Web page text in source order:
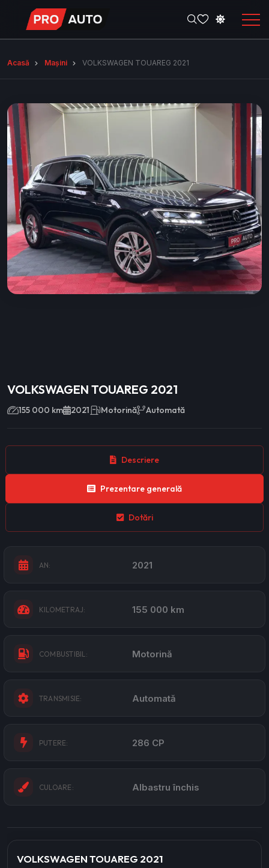
Acasă Mașini VOLKSWAGEN TOUAREG 2021
VOLKSWAGEN TOUAREG 2021
155 000 km 2021 Motorină Automată
Descriere
Prezentare generală
Dotări
AN: 2021
KILOMETRAJ: 155 000 km
COMBUSTIBIL: Motorină
TRANSMISIE: Automată
PUTERE: 286 CP
CULOARE: Albastru închis
VOLKSWAGEN TOUAREG 2021